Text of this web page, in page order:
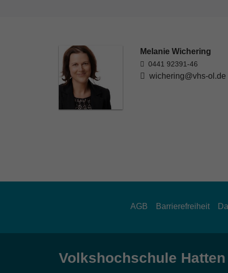
Melanie Wichering
0441 92391-46
wichering@vhs-ol.de
AGB Barrierefreiheit
Volkshochschule